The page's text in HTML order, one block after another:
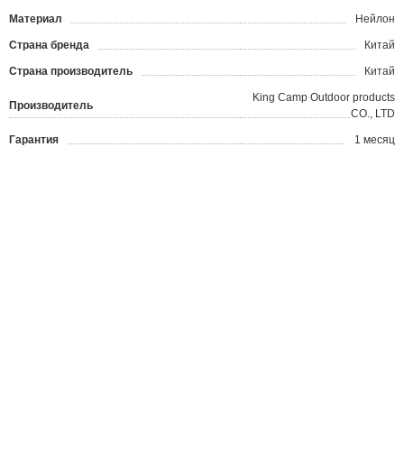
Материал Нейлон
Страна бренда Китай
Страна производитель Китай
Производитель
King Camp Outdoor products
CO., LTD
Гарантия 1 месяц